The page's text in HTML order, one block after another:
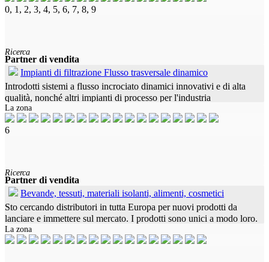
0, 1, 2, 3, 4, 5, 6, 7, 8, 9
Ricerca
Partner di vendita
Impianti di filtrazione Flusso trasversale dinamico
Introdotti sistemi a flusso incrociato dinamici innovativi e di alta
qualità, nonché altri impianti di processo per l'industria
farmaceutica, chimica e delle bevande, nonché qualsiasi filtrazione
di
La zona
6
Ricerca
Partner di vendita
Bevande, tessuti, materiali isolanti, alimenti, cosmetici
Sto cercando distributori in tutta Europa per nuovi prodotti da
lanciare e immettere sul mercato. I prodotti sono unici a modo loro.
C'è un enorme potenziale qui I prodotti sono autoesplicativi e
La zona